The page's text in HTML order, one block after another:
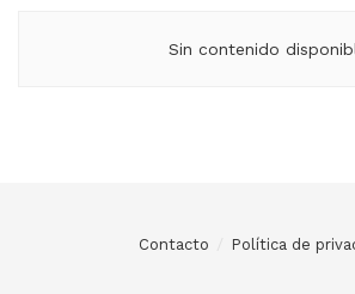
Sin contenido
Contacto Política de